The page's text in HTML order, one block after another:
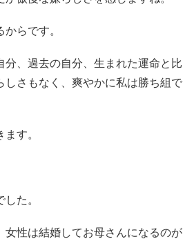
からです。
分、過去の自分、生まれた運命と比
しさもなく、爽やかに私は勝ち組で
す。
た。
女性は結婚してお母さんになるのが